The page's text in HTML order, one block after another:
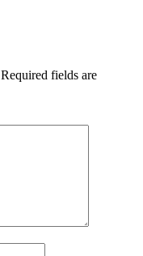
Required fields are